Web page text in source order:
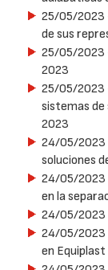
25/05/2023
de sus
25/05/2023
2023
25/05/2023
sistemas de
2023
24/05/2023
soluciones
24/05/2023
en la
24/05/2023
24/05/2023
en